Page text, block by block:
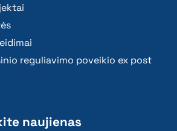
reguliavimo poveikio ex post
naujienas